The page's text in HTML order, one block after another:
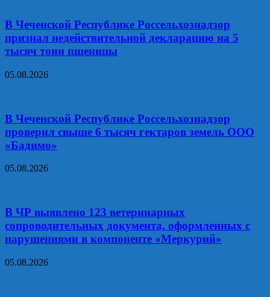
В Чеченской Республике Россельхознадзор
признал недействительной декларацию на 5
тысяч тонн пшеницы
05.08.2026
В Чеченской Республике Россельхознадзор
проверил свыше 6 тысяч гектаров земель ООО
«Бадимо»
05.08.2026
В ЧР выявлено 123 ветеринарных
сопроводительных документа, оформленных с
нарушениями в компоненте «Меркурий»
05.08.2026